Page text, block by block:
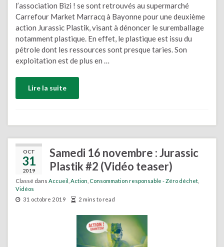
l’association Bizi ! se sont retrouvés au supermarché
Carrefour Market Marracq à Bayonne pour une deuxième
action Jurassic Plastik, visant à dénoncer le suremballage
notamment plastique. En effet, le plastique est issu du
pétrole dont les ressources sont presque taries. Son
exploitation est de plus en …
Lire la suite
OCT
31
2019
Samedi 16 novembre : Jurassic
Plastik #2 (Vidéo teaser)
Classé dans Accueil Action Consommation responsable - Zéro déchet
Vidéos
31 octobre 2019
2 mins to read